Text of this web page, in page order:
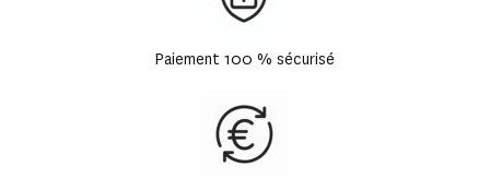
Paiement 100 % sécurisé